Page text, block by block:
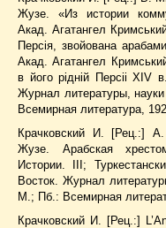
Жузе. «Из истории
Акад. Агатангел
Персія, звойована
Акад. Агатангел
в його рiднiй Персii XIV
Журнал литературы,
Всемирная литература,
Крачковский И. [Рец.:]
Жузе. Арабская
Истории. III;
Восток. Журнал
М.; Пб.: Всемирная
Крачковский И. [Рец.:]